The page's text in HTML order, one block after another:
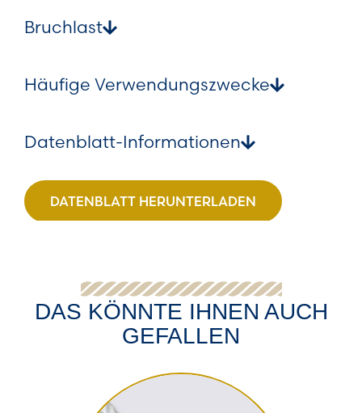
Bruchlast
Häufige Verwendungszwecke
Datenblatt-Informationen
DATENBLATT HERUNTERLADEN
DAS KÖNNTE IHNEN AUCH
GEFALLEN